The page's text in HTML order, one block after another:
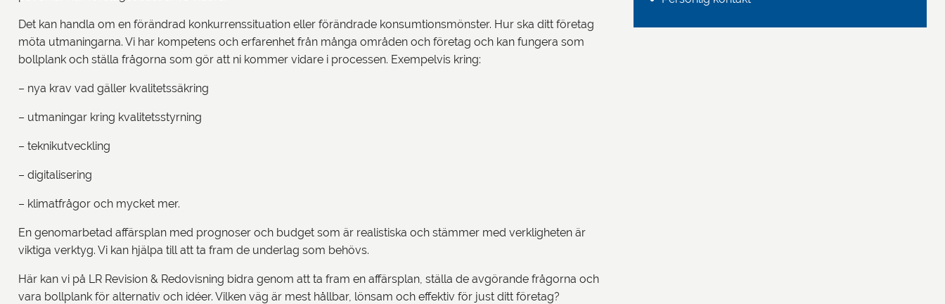
Det kan handla om en förändrad konkurrenssituation eller förändrade konsumtionsmönster. Hur ska ditt företag
möta utmaningarna. Vi har kompetens och erfarenhet från många områden och företag och kan fungera som
bollplank och ställa frågorna som gör att ni kommer vidare i processen. Exempelvis kring:
– nya krav vad gäller kvalitetssäkring
– utmaningar kring kvalitetsstyrning
– teknikutveckling
– digitalisering
– klimatfrågor och mycket mer.
En genomarbetad affärsplan med prognoser och budget som är realistiska och stämmer med verkligheten är
viktiga verktyg. Vi kan hjälpa till att ta fram de underlag som behövs.
Här kan vi på LR Revision & Redovisning bidra genom att ta fram en affärsplan, ställa de avgörande frågorna och
vara bollplank för alternativ och idéer. Vilken väg är mest hållbar, lönsam och effektiv för just ditt företag?